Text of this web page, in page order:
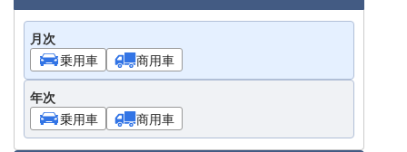
月次
乗用車
商用車
年次
乗用車
商用車